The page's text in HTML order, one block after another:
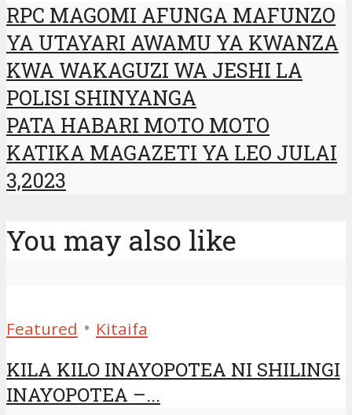
RPC MAGOMI AFUNGA MAFUNZO
YA UTAYARI AWAMU YA KWANZA
KWA WAKAGUZI WA JESHI LA
POLISI SHINYANGA
PATA HABARI MOTO MOTO
KATIKA MAGAZETI YA LEO JULAI
3,2023
You may also like
Featured • Kitaifa
KILA KILO INAYOPOTEA NI SHILINGI
INAYOPOTEA –...